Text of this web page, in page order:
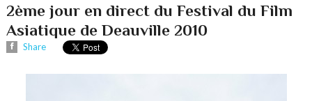
2ème jour en direct du Festival du Film
Asiatique de Deauville 2010
Share